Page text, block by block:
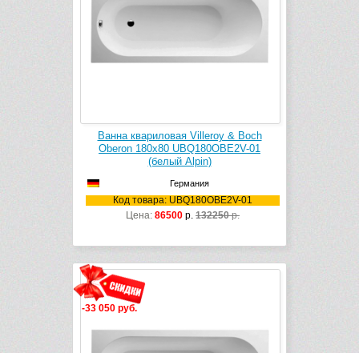
Ванна квариловая Villeroy & Boch
Oberon 180х80 UBQ180OBE2V-01
(белый Alpin)
Германия
Код товара: UBQ180OBE2V-01
Цена: 86500 р. 132250р.
-33 050 руб.